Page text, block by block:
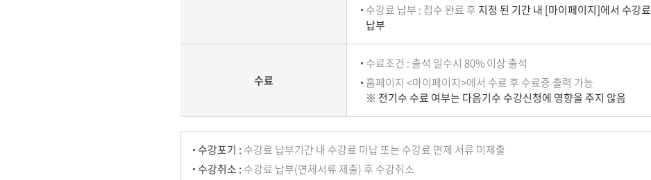
수강료 납부 : 접수 완료 후 지정 된 기간 내 [마이페이지]에서 수강료
납부
수료
수료조건 : 출석 일수시 80% 이상 출석
홈페이지 <마이페이지>에서 수료 후 수료증 출력 가능
※ 전기수 수료 여부는 다음기수 수강신청에 영향을 주지 않음
수강포기 : 수강료 납부기간 내 수강료 미납 또는 수강료 면제 서류 미제출
수강취소 : 수강료 납부(면제서류 제출) 후 수강취소